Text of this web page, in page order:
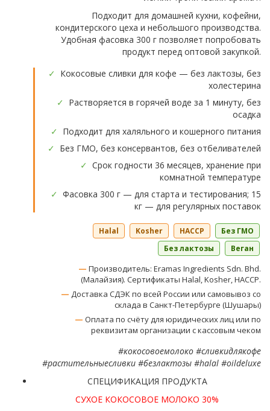
Подходит для домашней кухни, кофейни,
кондитерского цеха и небольшого производства.
Удобная фасовка 300 г позволяет попробовать
продукт перед оптовой закупкой.
✓ Кокосовые сливки для кофе — без лактозы, без
холестерина
✓ Растворяется в горячей воде за 1 минуту, без
осадка
✓ Подходит для халяльного и кошерного питания
✓ Без ГМО, без консервантов, без отбеливателей
✓ Срок годности 36 месяцев, хранение при
комнатной температуре
✓ Фасовка 300 г — для старта и тестирования; 15
кг — для регулярных поставок
Halal Kosher HACCP
Без ГМО
Без лактозы
Веган
— Производитель: Eramas Ingredients Sdn. Bhd.
(Малайзия). Сертификаты Halal, Kosher, HACCP.
— Доставка СДЭК по всей России или самовывоз со
склада в Санкт-Петербурге (Шушары)
— Оплата по счёту для юридических лиц или по
реквизитам организации с кассовым чеком
#кокосовоемолоко #сливкидлякофе
#растительныесливки #безлактозы #halal #oildeluxe
СПЕЦИФИКАЦИЯ ПРОДУКТА
СУХОЕ КОКОСОВОЕ МОЛОКО 30%